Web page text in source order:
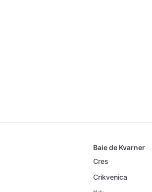
Baie de Kvarner
Cres
Crikvenica